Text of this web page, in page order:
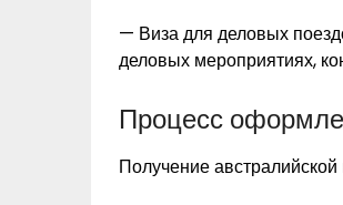
— Виза для деловых
деловых мероприятиях,
Процесс
Получение австралийской